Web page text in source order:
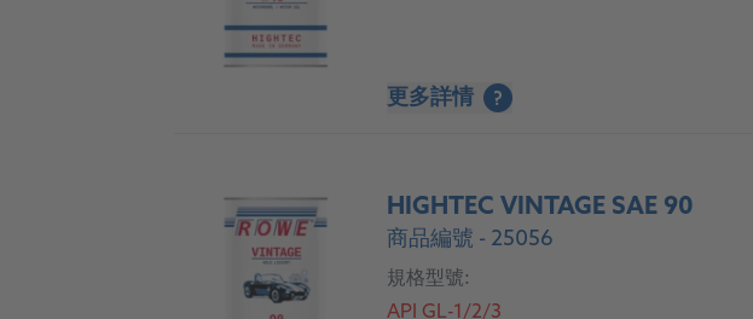
更多詳情 ?
HIGHTEC VINTAGE SAE 90
商品編號 - 25056
規格型號:
API GL-1/2/3